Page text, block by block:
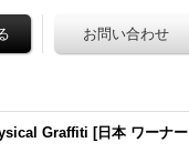
Graffiti [日本 ワーナ